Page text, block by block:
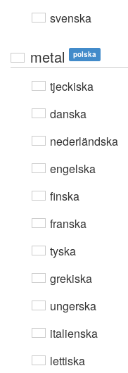
svenska
metal polska
tjeckiska
danska
nederländska
engelska
finska
franska
tyska
grekiska
ungerska
italienska
lettiska